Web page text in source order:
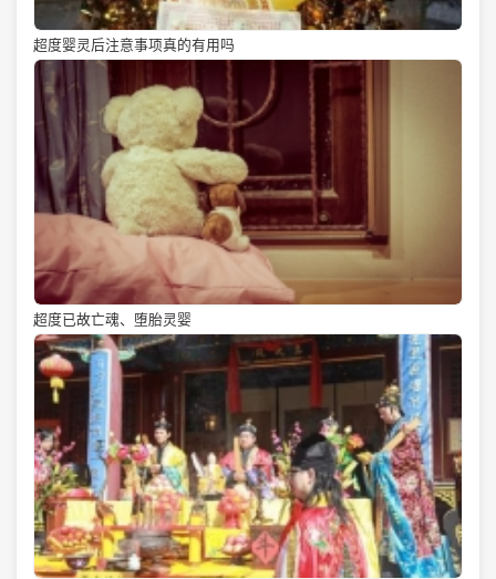
超度婴灵后注意事项真的有用吗
超度已故亡魂、堕胎灵婴